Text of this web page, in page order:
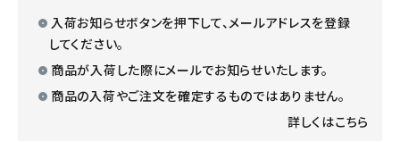
入荷お知らせボタンを押下して、メールアドレスを登録
してください。
商品が入荷した際にメールでお知らせいたします。
商品の入荷やご注文を確定するものではありません。
詳しくはこちら